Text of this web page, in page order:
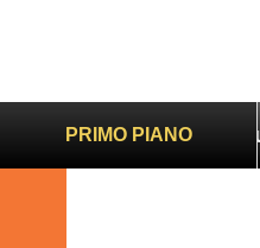
PRIMO PIANO
più sano e giusto